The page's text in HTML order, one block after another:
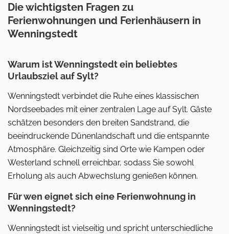
Die wichtigsten Fragen zu
Ferienwohnungen und Ferienhäusern in
Wenningstedt
Warum ist Wenningstedt ein beliebtes
Urlaubsziel auf Sylt?
Wenningstedt verbindet die Ruhe eines klassischen
Nordseebades mit einer zentralen Lage auf Sylt. Gäste
schätzen besonders den breiten Sandstrand, die
beeindruckende Dünenlandschaft und die entspannte
Atmosphäre. Gleichzeitig sind Orte wie Kampen oder
Westerland schnell erreichbar, sodass Sie sowohl
Erholung als auch Abwechslung genießen können.
Für wen eignet sich eine Ferienwohnung in
Wenningstedt?
Wenningstedt ist vielseitig und spricht unterschiedliche